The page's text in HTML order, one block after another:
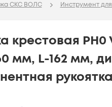
Условия
Возврат
Вопросы и
База знаний
СКС ВОЛС Инструмент
крестовая PH0
мм, L-162 мм,